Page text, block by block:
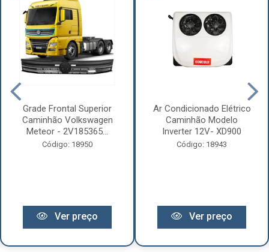
Grade Frontal Superior
Caminhão Volkswagen
Meteor - 2V185365...
Código: 18950
Ver preço
Ar Condicionado Elétrico
Caminhão Modelo
Inverter 12V- XD900
Código: 18943
Ver preço